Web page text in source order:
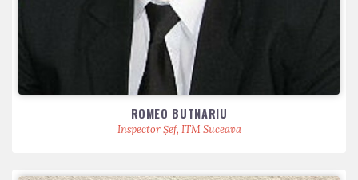
ROMEO BUTNARIU
Inspector Șef, ITM Suceava